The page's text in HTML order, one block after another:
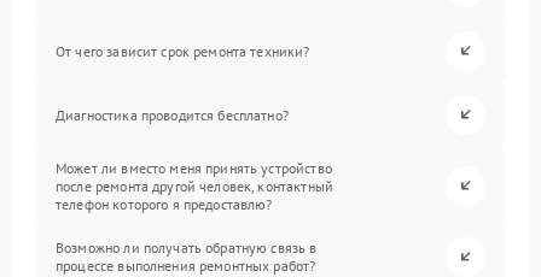
От чего зависит срок ремонта техники?
Диагностика проводится бесплатно?
Может ли вместо меня принять устройство
после ремонта другой человек, контактный
телефон которого я предоставлю?
Возможно ли получать обратную связь в
процессе выполнения ремонтных работ?